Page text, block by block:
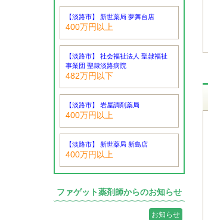
【淡路市】 新世薬局 夢舞台店
400万円以上
【淡路市】 社会福祉法人 聖隷福祉
事業団 聖隷淡路病院
482万円以下
【淡路市】 岩屋調剤薬局
400万円以上
【淡路市】 新世薬局 新島店
400万円以上
ファゲット薬剤師からのお知らせ
お知らせ